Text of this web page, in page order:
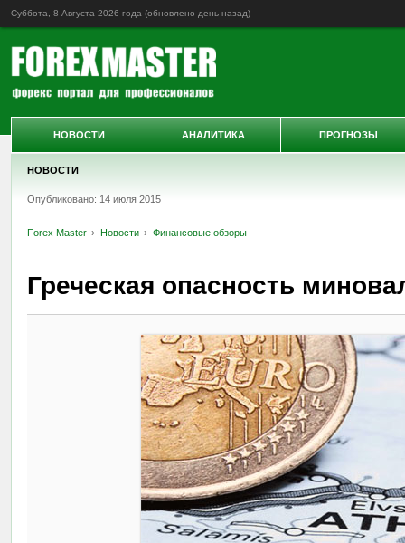
Суббота, 8 Августа 2026 года (обновлено день назад)
НОВОСТИ
Опубликовано: 14 июля 2015
Forex Master Новости Финансовые обзоры
Греческая опасность
НОВОСТИ АНАЛИТИКА ПРОГНОЗЫ